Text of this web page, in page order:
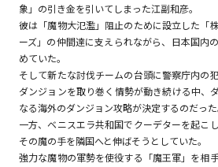
リキューレ
コミックパルフェ
象」の引き金を引いてしまった江副和彦。
彼は「魔物大氾濫」阻止のために設立した「
ーズ」の仲間達に支えられながら、日本国内
めていた。
そして新たな討伐チームの台頭に警察庁内の
ダンジョンを取り巻く情勢が動き続ける中、
なる海外のダンジョン攻略が決定するのだった
一方、ベニスエラ共和国でクーデターを起こ
その魔の手を隣国へと伸ばそうとしていた。
強力な魔物の軍勢を使役する「魔王軍」を相